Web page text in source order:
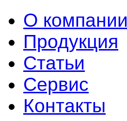
О компании
Продукция
Статьи
Сервис
Контакты